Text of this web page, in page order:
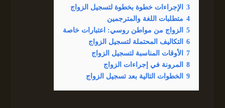
3
الإجراءات خطوة بخطوة لتسجيل الزواج
4 متطلبات اللغة والمترجمين
5
الزواج من مواطن روسي: اعتبارات خاصة
6
التكاليف المحتملة لتسجيل الزواج
7
الأوقات المناسبة لتسجيل الزواج
8
المرونة في إجراءات الزواج
9
الخطوات التالية بعد تسجيل الزواج